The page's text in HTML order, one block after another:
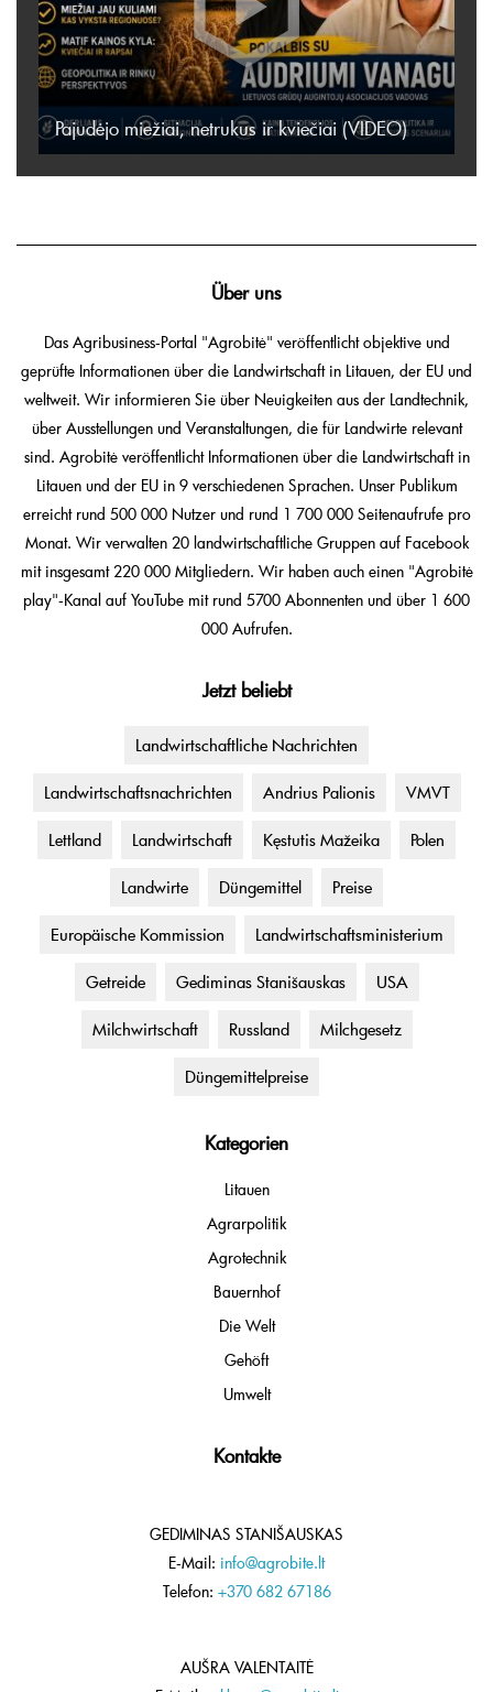
Pajudėjo miežiai, netrukus ir kviečiai (VIDEO)
Über uns
Das Agribusiness-Portal "Agrobitė" veröffentlicht objektive und
geprüfte Informationen über die Landwirtschaft in Litauen, der EU und
weltweit. Wir informieren Sie über Neuigkeiten aus der Landtechnik,
über Ausstellungen und Veranstaltungen, die für Landwirte relevant
sind. Agrobitė veröffentlicht Informationen über die Landwirtschaft in
Litauen und der EU in 9 verschiedenen Sprachen. Unser Publikum
erreicht rund 500 000 Nutzer und rund 1 700 000 Seitenaufrufe pro
Monat. Wir verwalten 20 landwirtschaftliche Gruppen auf Facebook
mit insgesamt 220 000 Mitgliedern. Wir haben auch einen "Agrobitė
play"-Kanal auf YouTube mit rund 5700 Abonnenten und über 1 600
000 Aufrufen.
Jetzt beliebt
Landwirtschaftliche Nachrichten
Landwirtschaftsnachrichten Andrius Palionis VMVT
Lettland Landwirtschaft Kęstutis Mažeika Polen
Landwirte Düngemittel Preise
Europäische Kommission Landwirtschaftsministerium
Getreide Gediminas Stanišauskas USA
Milchwirtschaft Russland Milchgesetz
Düngemittelpreise
Kategorien
Litauen
Agrarpolitik
Agrotechnik
Bauernhof
Die Welt
Gehöft
Umwelt
Kontakte
GEDIMINAS STANIŠAUSKAS
E-Mail: info@agrobite.lt
Telefon: +370 682 67186
AUŠRA VALENTAITĖ